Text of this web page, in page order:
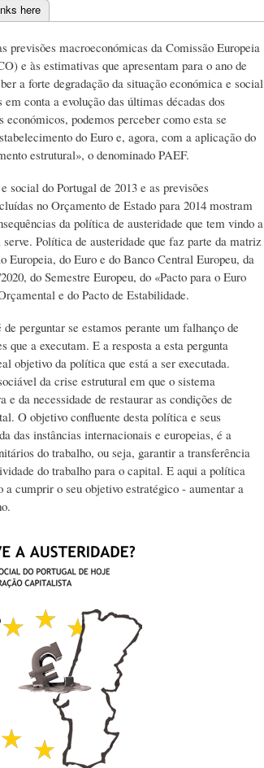
here
previsões macroeconómicas da Comissão Europeia
e às estimativas que apresentam para o ano de
a forte degradação da situação económica e social
conta a evolução das últimas décadas dos
económicos, podemos perceber como esta se
do Euro e, agora, com a aplicação do
estrutural», o denominado PAEF.
social do Portugal de 2013 e as previsões
no Orçamento de Estado para 2014 mostram
da política de austeridade que tem vindo a
serve. Política de austeridade que faz parte da matriz
Europeia, do Euro e do Banco Central Europeu, da
do Semestre Europeu, do «Pacto para o Euro
e do Pacto de Estabilidade.
de perguntar se estamos perante um falhanço de
que a executam. E a resposta a esta pergunta
objetivo da política que está a ser executada.
da crise estrutural em que o sistema
e da necessidade de restaurar as condições de
O objetivo confluente desta política e seus
das instâncias internacionais e europeias, é a
do trabalho, ou seja, garantir a transferência
do trabalho para o capital. E aqui a política
a cumprir o seu objetivo estratégico - aumentar a